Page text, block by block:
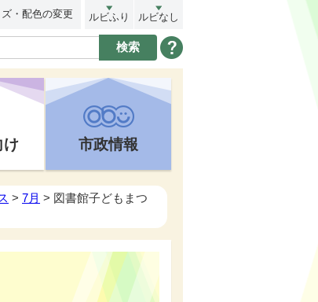
・配色の変更 ルビふり ルビなし
け 市政情報
> 7月 > 図書館子どもまつ